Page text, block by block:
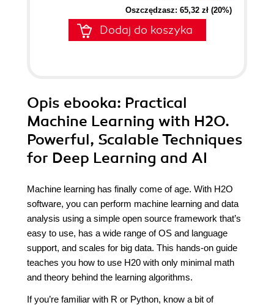
Oszczędzasz: 65,32 zł (20%)
Dodaj do koszyka
Opis ebooka: Practical
Machine Learning with H2O.
Powerful, Scalable Techniques
for Deep Learning and AI
Machine learning has finally come of age. With H2O
software, you can perform machine learning and data
analysis using a simple open source framework that’s
easy to use, has a wide range of OS and language
support, and scales for big data. This hands-on guide
teaches you how to use H20 with only minimal math
and theory behind the learning algorithms.
If you’re familiar with R or Python, know a bit of